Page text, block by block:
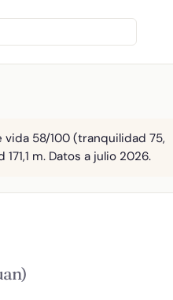
vida 58/100 (tranquilidad 75,
m. Datos a julio 2026.